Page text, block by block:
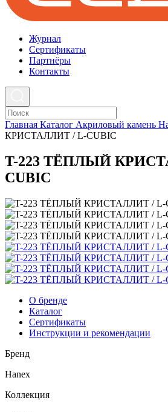
Журнал
Cертификаты
Партнёры
Контакты
Главная Каталог Акриловый камень
КРИСТАЛЛИТ / L-CUBIC
T-223 ТЁПЛЫЙ
CUBIC
О бренде
Каталог
Сертификаты
Инструкции и рекомендации
Бренд
Hanex
Коллекция